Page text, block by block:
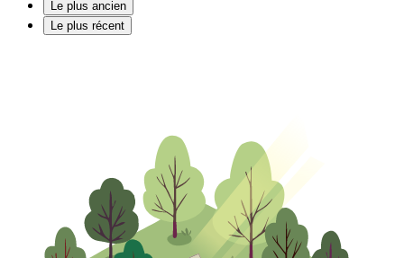
Le plus ancien
Le plus récent